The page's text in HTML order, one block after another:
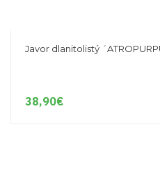
Javor dlanitolistý
38,90€